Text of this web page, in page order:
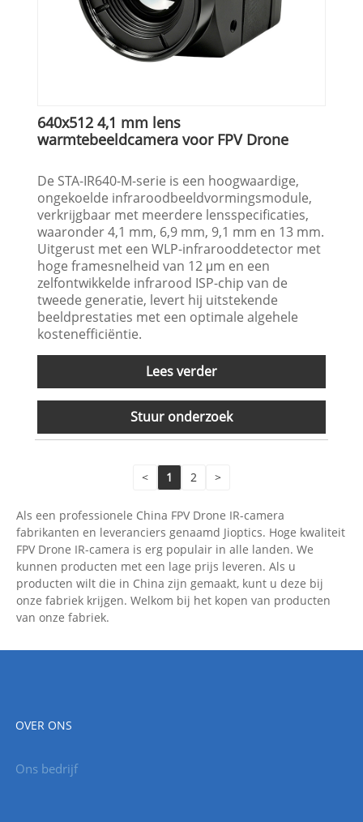
640x512 4,1 mm lens
warmtebeeldcamera voor FPV Drone
De STA-IR640-M-serie is een hoogwaardige,
ongekoelde infraroodbeeldvormingsmodule,
verkrijgbaar met meerdere lensspecificaties,
waaronder 4,1 mm, 6,9 mm, 9,1 mm en 13 mm.
Uitgerust met een WLP-infrarooddetector met
hoge framesnelheid van 12 μm en een
zelfontwikkelde infrarood ISP-chip van de
tweede generatie, levert hij uitstekende
beeldprestaties met een optimale algehele
kostenefficiëntie.
Lees verder
Stuur onderzoek
< 1 2 >
Als een professionele China FPV Drone IR-camera
fabrikanten en leveranciers genaamd Jioptics. Hoge kwaliteit
FPV Drone IR-camera is erg populair in alle landen. We
kunnen producten met een lage prijs leveren. Als u
producten wilt die in China zijn gemaakt, kunt u deze bij
onze fabriek krijgen. Welkom bij het kopen van producten
van onze fabriek.
OVER ONS
Ons bedrijf